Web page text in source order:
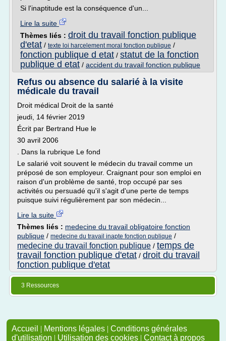
Si l'inaptitude est la conséquence d'un...
Lire la suite
Thèmes liés : droit du travail fonction publique
d'etat / texte loi harcelement moral fonction publique /
fonction publique d etat / statut de la fonction
publique d etat / accident du travail fonction publique
Refus ou absence du salarié à la visite
médicale du travail
Droit médical Droit de la santé
jeudi, 14 février 2019
Écrit par Bertrand Hue le
30 avril 2006
. Dans la rubrique Le fond
Le salarié voit souvent le médecin du travail comme un
préposé de son employeur. Craignant pour son emploi en
raison d'un problème de santé, trop occupé par ses
activités ou persuadé qu'il s'agit d'une perte de temps
puisque suivi régulièrement par son médecin...
Lire la suite
Thèmes liés : medecine du travail obligatoire fonction
publique / medecine du travail inapte fonction publique /
medecine du travail fonction publique / temps de
travail fonction publique d'etat / droit du travail
fonction publique d'etat
3 Ressources
Accueil | Mentions légales | Conditions générales
d'utilisation | Utilisation des cookies | Contact à propos